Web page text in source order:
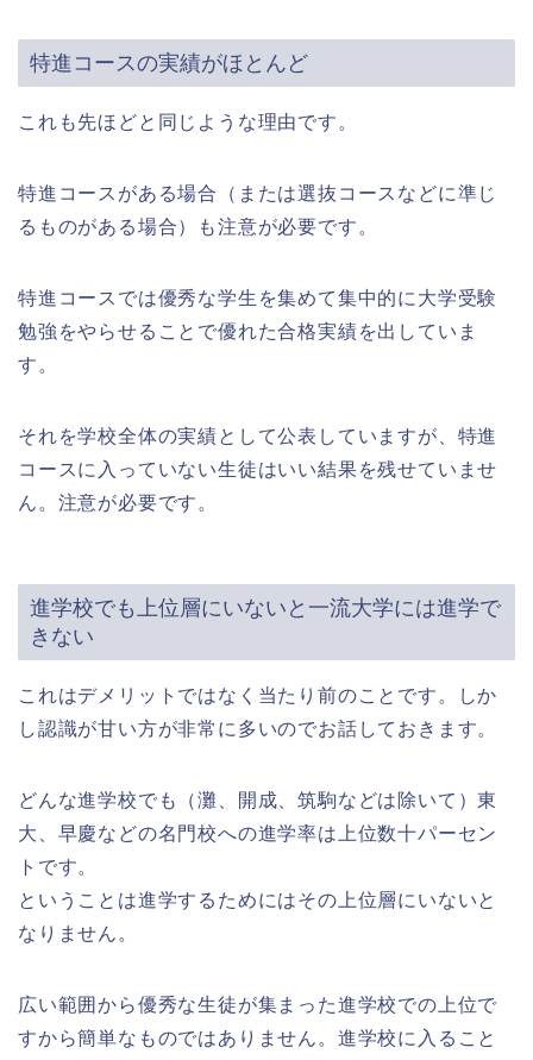
特進コースの実績がほとんど
これも先ほどと同じような理由です。
特進コースがある場合（または選抜コースなどに準じ
るものがある場合）も注意が必要です。
特進コースでは優秀な学生を集めて集中的に大学受験
勉強をやらせることで優れた合格実績を出していま
す。
それを学校全体の実績として公表していますが、特進
コースに入っていない生徒はいい結果を残せていませ
ん。注意が必要です。
進学校でも上位層にいないと一流大学には進学で
きない
これはデメリットではなく当たり前のことです。しか
し認識が甘い方が非常に多いのでお話しておきます。
どんな進学校でも（灘、開成、筑駒などは除いて）東
大、早慶などの名門校への進学率は上位数十パーセン
トです。
ということは進学するためにはその上位層にいないと
なりません。
広い範囲から優秀な生徒が集まった進学校での上位で
すから簡単なものではありません。進学校に入ること